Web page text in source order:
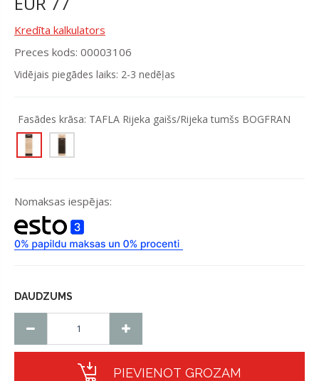
Kredīta kalkulators
Preces kods: 00003106
Vidējais piegādes laiks: 2-3 nedēļas
Fasādes krāsa: TAFLA Rijeka gaišs/Rijeka tumšs BOGFRAN
Nomaksas iespējas:
DAUDZUMS
PIEVIENOT GROZAM